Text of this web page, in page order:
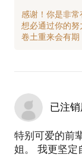
感谢！你是非常
想必通过你的努
已注
特别可爱的前
姐。 我更坚定